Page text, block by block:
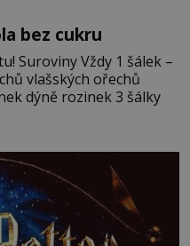
bez cukru
–
vlašských ořechů
dýně rozinek 3 šálky